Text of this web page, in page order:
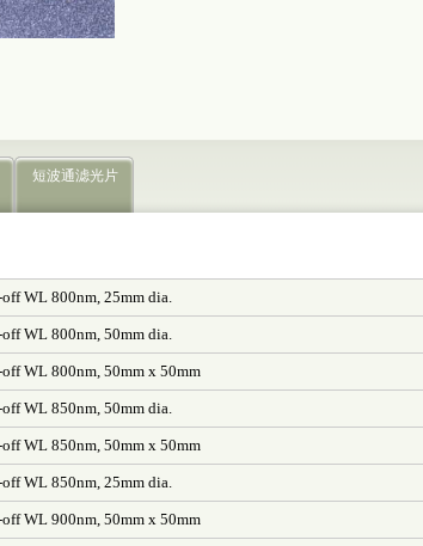
短波通滤光片
WL 800nm, 25mm dia.
WL 800nm, 50mm dia.
WL 800nm, 50mm x 50mm
WL 850nm, 50mm dia.
WL 850nm, 50mm x 50mm
WL 850nm, 25mm dia.
WL 900nm, 50mm x 50mm